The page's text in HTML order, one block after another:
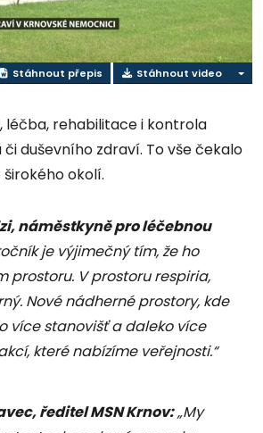
video
Stáhnout přepis Stáhnout video
léčba, rehabilitace i kontrola
duševního zdraví. To vše čekalo
okolí.
náměstkyně pro léčebnou
je výjimečný tím, že ho
prostoru. V prostoru respiria,
Nové nádherné prostory, kde
více stanovišť a daleko více
které nabízíme veřejnosti.“
ředitel MSN Krnov:„My